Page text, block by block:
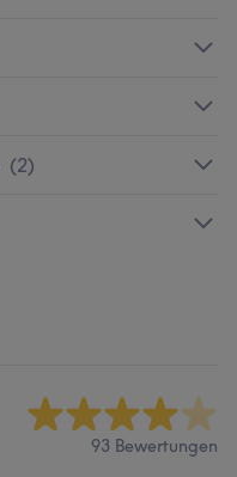
(2)
93 Bewertungen